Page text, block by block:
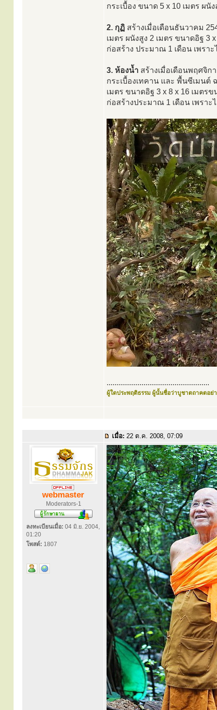
กระเบื้อง ขนาด 5 x 10 เมตร ผนั
2. กุฏิ สร้างเมื่อเดือนธันวาคม
เมตร ผนังสูง 2 เมตร ขนาดอิฐ 3
ก่อสร้าง ประมาณ 1 เดือน เพรา
3. ห้องน้ำ สร้างเมื่อเดือนพฤศจิ
กระเบื้องเทคาน และ พื้นซีเมน
เมตร ขนาดอิฐ 3 x 8 x 16 เมตร
ก่อสร้างประมาณ 1 เดือน เพราะ
.....................................................
ผู้ใดประพฤติธรรม ผู้นั้นชื่อว่าบูชาตถาคตอย่า
เมื่อ: 22 ต.ค. 2008, 07:09
webmaster
Moderators-1
ลงทะเบียนเมื่อ: 04 มิ.ย. 2004,
01:20
โพสต์: 1807